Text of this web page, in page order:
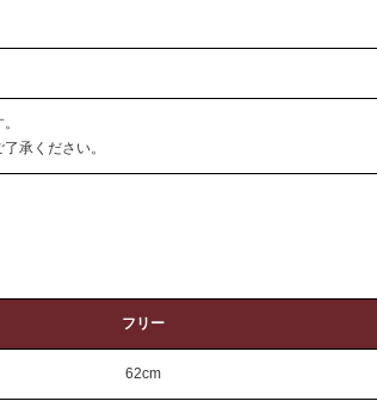
承ください。
フリー
62cm